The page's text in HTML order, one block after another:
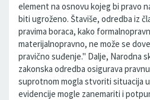
element na osnovu kojeg bi pravo
biti ugroženo. Štaviše, odredba iz
pravima boraca, kako
materijalnopravno, ne može se
pravično suđenje." Dalje, Narodna
zakonska odredba osigurava
suprotnom mogla stvoriti situacija
evidencije mogle zanemariti i